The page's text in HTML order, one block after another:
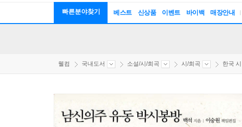
빠른분야찾기 베스트 신상품 이벤트 바이백 매장안내
웰컴 국내도서 소설/시/희곡 시/희곡 한국 시